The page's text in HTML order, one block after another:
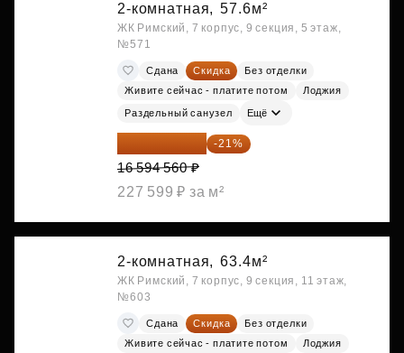
2-комнатная, 57.6м²
ЖК Римский, 7 корпус, 9 секция, 5 этаж,
№571
Сдана Скидка
Без отделки
Живите сейчас - платите потом
Лоджия
Раздельный санузел Ещё
13 109 702 ₽ -21%
16 594 560 ₽
227 599 ₽ за м²
2-комнатная, 63.4м²
ЖК Римский, 7 корпус, 9 секция, 11 этаж,
№603
Сдана Скидка
Без отделки
Живите сейчас - платите потом
Лоджия